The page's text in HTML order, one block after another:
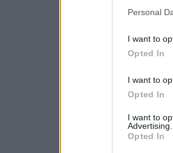
Personal
I want to
Opted In
I want to
Opted In
I want to
Advertising.
Opted In